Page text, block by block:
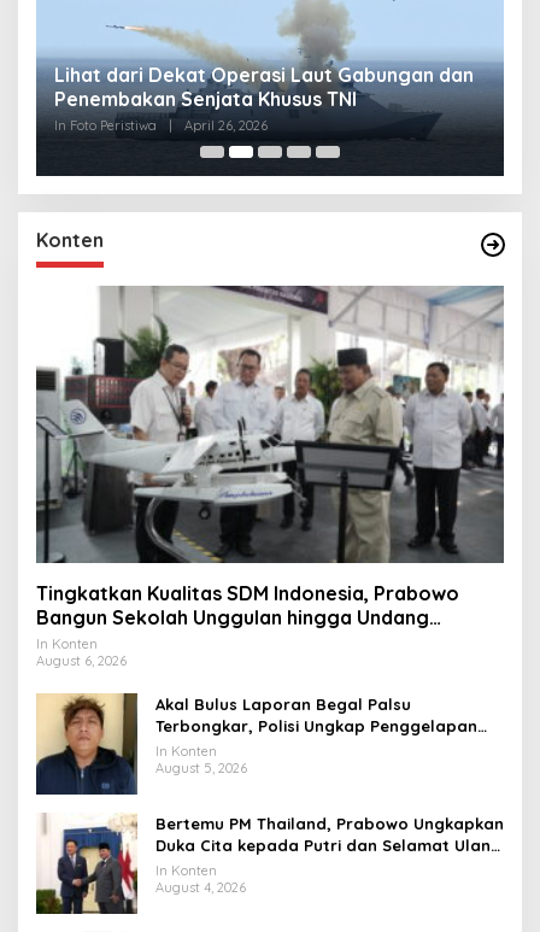
Lihat dari Dekat Operasi Laut Gabungan dan
Penembakan Senjata Khusus TNI
In Foto Peristiwa April 26, 2026
Konten
Tingkatkan Kualitas SDM Indonesia, Prabowo
Bangun Sekolah Unggulan hingga Undang
Universitas Terbaik Dunia
In Konten
August 6, 2026
Akal Bulus Laporan Begal Palsu
Terbongkar, Polisi Ungkap Penggelapan
Uang Perusahaan untuk Crypto
In Konten
August 5, 2026
Bertemu PM Thailand, Prabowo Ungkapkan
Duka Cita kepada Putri dan Selamat Ulang
Tahun ke Raja Thailand
In Konten
August 4, 2026